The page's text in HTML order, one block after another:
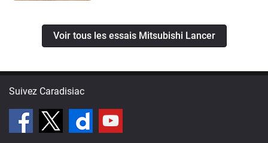
Voir tous les essais Mitsubishi Lancer
Suivez Caradisiac